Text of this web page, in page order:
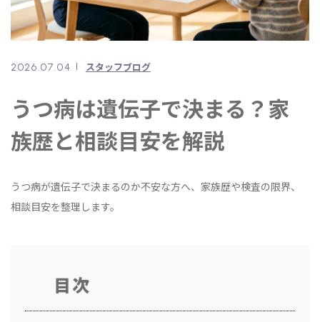
080-5180-9605
メールでのご予約
CONTACT
2026.07.04 スタッフブログ
うつ病は遺伝子で決まる？家
族歴と相談目安を解説
うつ病が遺伝子で決まるのか不安な方へ、家族歴や検査の限界、
相談目安を整理します。
目次